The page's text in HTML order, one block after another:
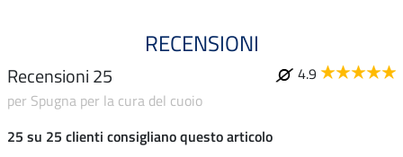
RECENSIONI
Recensioni 25
4.9
per Spugna per la cura del cuoio
25 su 25 clienti consigliano questo articolo